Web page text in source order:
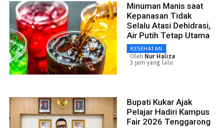
Minuman Manis saat
Kepanasan Tidak
Selalu Atasi Dehidrasi,
Air Putih Tetap Utama
KESEHATAN
Oleh Nur Haliza
3 jam yang lalu
Bupati Kukar Ajak
Pelajar Hadiri Kampus
Fair 2026 Tenggarong